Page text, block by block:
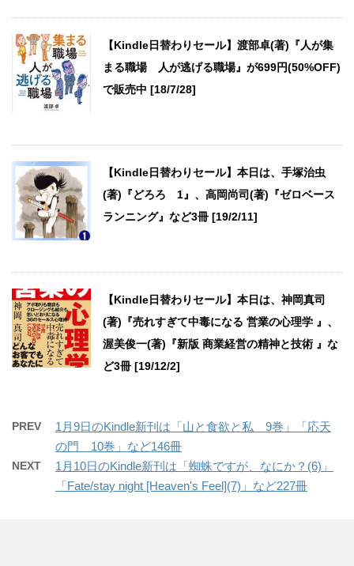
【Kindle日替わりセール】渡部卓(著)『人が集
まる職場 人が逃げる職場』が699円(50%OFF)
で販売中 [18/7/28]
【Kindle日替わりセール】本日は、手塚治虫
(著)『どろろ 1』、高岡尚司(著)『ゼロベース
ランニング』など3冊 [19/2/11]
【Kindle日替わりセール】本日は、神岡真司
(著)『売れすぎて中毒になる 営業の心理学 』、
渥美俊一(著)『新版 商業経営の精神と技術 』な
ど3冊 [19/12/2]
PREV
1月9日のKindle新刊は「山と食欲と私 9巻」「応天
の門 10巻」など146冊
NEXT
1月10日のKindle新刊は「蜘蛛ですが、なにか？(6)」
「Fate/stay night [Heaven's Feel](7)」など227冊